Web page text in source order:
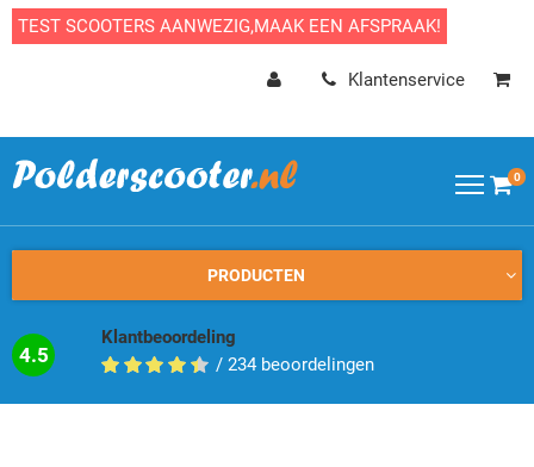
TEST SCOOTERS AANWEZIG,MAAK EEN AFSPRAAK!
Klantenservice
0
PRODUCTEN
4.5
Klantbeoordeling
/ 234 beoordelingen